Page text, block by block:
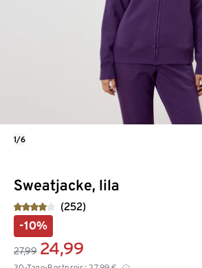
Sweatjacke, lila
(252)
-10%
27,99 24,99
1/6